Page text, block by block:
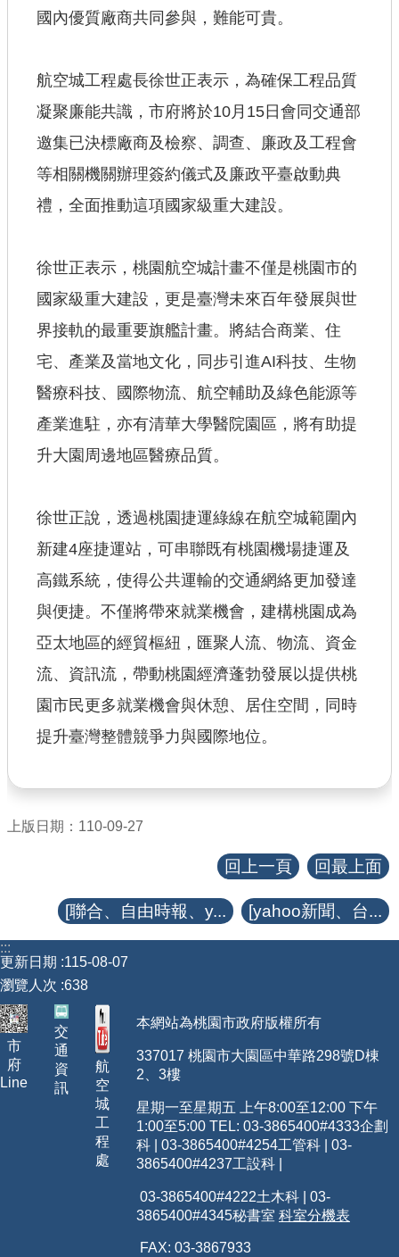
國內優質廠商共同參與，難能可貴。
航空城工程處長徐世正表示，為確保工程品質
凝聚廉能共識，市府將於10月15日會同交通部
邀集已決標廠商及檢察、調查、廉政及工程會
等相關機關辦理簽約儀式及廉政平臺啟動典
禮，全面推動這項國家級重大建設。
徐世正表示，桃園航空城計畫不僅是桃園市的
國家級重大建設，更是臺灣未來百年發展與世
界接軌的最重要旗艦計畫。將結合商業、住
宅、產業及當地文化，同步引進AI科技、生物
醫療科技、國際物流、航空輔助及綠色能源等
產業進駐，亦有清華大學醫院園區，將有助提
升大園周邊地區醫療品質。
徐世正說，透過桃園捷運綠線在航空城範圍內
新建4座捷運站，可串聯既有桃園機場捷運及
高鐵系統，使得公共運輸的交通網絡更加發達
與便捷。不僅將帶來就業機會，建構桃園成為
亞太地區的經貿樞紐，匯聚人流、物流、資金
流、資訊流，帶動桃園經濟蓬勃發展以提供桃
園市民更多就業機會與休憩、居住空間，同時
提升臺灣整體競爭力與國際地位。
上版日期：110-09-27
回上一頁 回最上面
[聯合、自由時報、y... [yahoo新聞、台...
:::
更新日期
115-08-07
瀏覽人次 638
市
府
Line
交
通
資
訊
航
空
城
工
程
處
本網站為桃園市政府版權所有
337017 桃園市大園區中華路298號D棟
2、3樓
星期一至星期五 上午8:00至12:00 下午
1:00至5:00 TEL: 03-3865400#4333企劃
科 | 03-3865400#4254工管科 | 03-
3865400#4237工設科 |
03-3865400#4222土木科 | 03-
3865400#4345秘書室 科室分機表
FAX: 03-3867933